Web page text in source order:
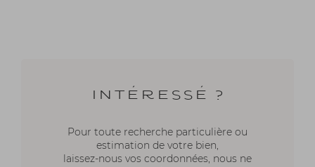
Intéressé ?
Pour toute recherche particulière ou
estimation de votre bien,
laissez-nous vos coordonnées, nous ne